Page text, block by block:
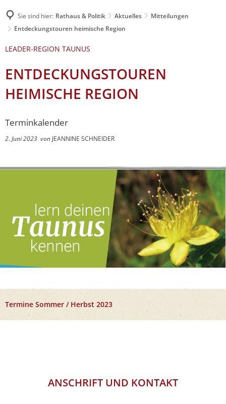
Sie sind hier: Rathaus & Politik Aktuelles
Mitteilungen
Entdeckungstouren heimische Region
LEADER-REGION TAUNUS
ENTDECKUNGSTOUREN
HEIMISCHE REGION
Terminkalender
2. Juni 2023 von JEANNINE SCHNEIDER
Termine Sommer / Herbst 2023
ANSCHRIFT UND KONTAKT